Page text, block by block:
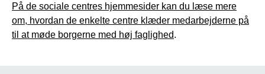
På de sociale centres hjemmesider kan du læse mere
om, hvordan de enkelte centre klæder medarbejderne på
til at møde borgerne med høj faglighed.